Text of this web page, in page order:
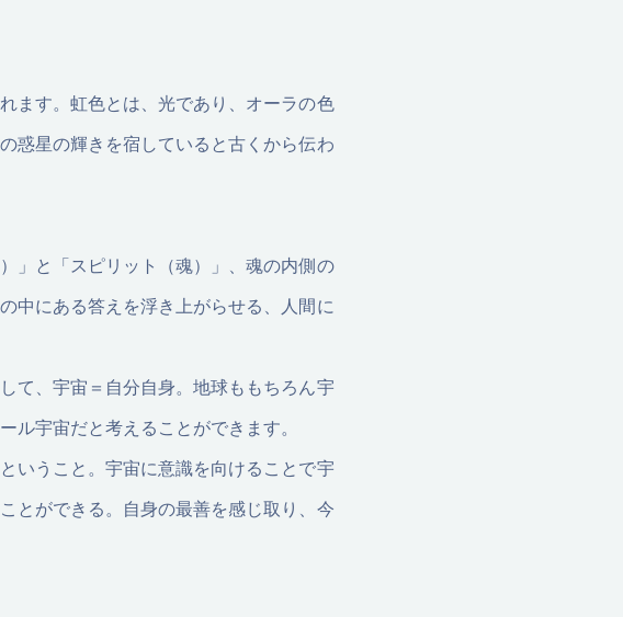
ます。虹色とは、光であり、オーラの色
惑星の輝きを宿していると古くから伝わ
」と「スピリット（魂）」、魂の内側の
中にある答えを浮き上がらせる、人間に
て、宇宙＝自分自身。地球ももちろん宇
宇宙だと考えることができます。
いうこと。宇宙に意識を向けることで宇
とができる。自身の最善を感じ取り、今